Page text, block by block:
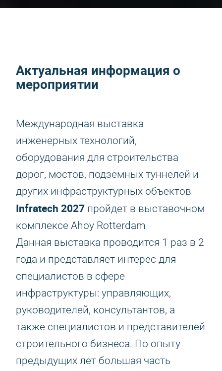
Актуальная информация о
мероприятии
Международная выставка
инженерных технологий,
оборудования для строительства
дорог, мостов, подземных туннелей и
других инфраструктурных объектов
Infratech 2027 пройдет в выставочном
комплексе Ahoy Rotterdam
Данная выставка проводится 1 раз в 2
года и представляет интерес для
специалистов в сфере
инфраструктуры: управляющих,
руководителей, консультантов, а
также специалистов и представителей
строительного бизнеса. По опыту
предыдущих лет большая часть